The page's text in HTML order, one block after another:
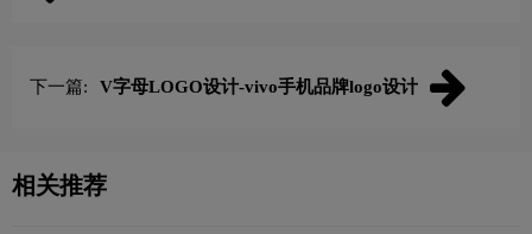
下一篇: V字母LOGO设计-vivo手机品牌logo设计
相关推荐